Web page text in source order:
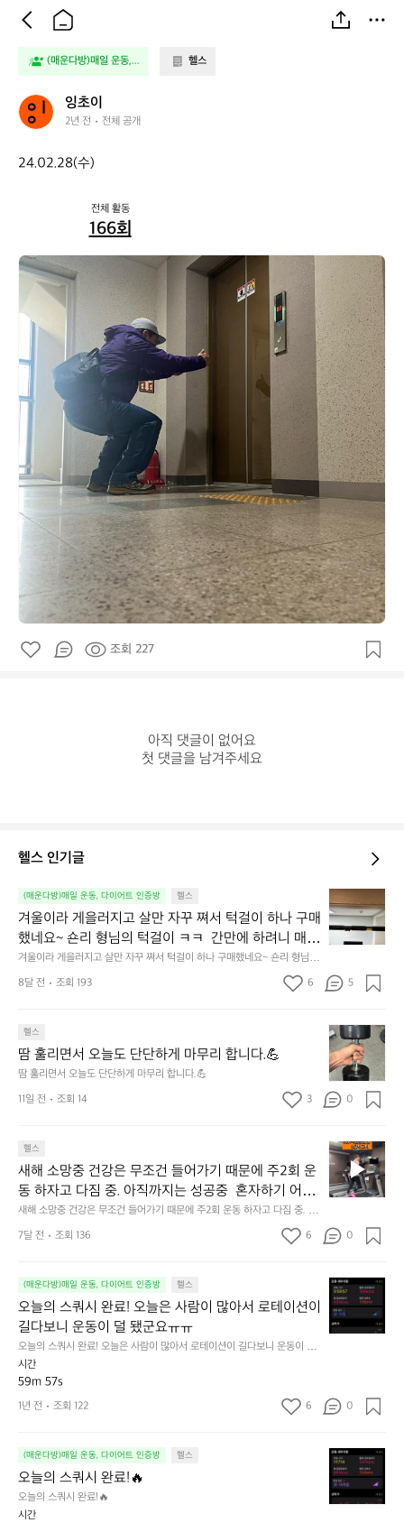
(매운다방)매일 운동,... 헬스
잉
초
잉초이
2년 전 전체 공개
24.02.28(수)
전체 활동
166회
잉
이
조회 227
아직 댓글이 없어요
첫 댓글을 남겨주세요
헬스 인기글
(매운다방)매일 운동, 다이어트 인증방 헬스
겨울이라 게을러지고 살만 자꾸 쪄서 턱걸이 하나 구매
했네요~ 숀리 형님의 턱걸이 ㅋㅋ  간만에 하려니 매우
힘드네요😅 열심히 해서 20개까지 해보기~! 아자아
자!💪
겨울이라 게을러지고 살만 자꾸 쪄서 턱걸이 하나 구매했네요~ 숀리 형님의
턱걸이 ㅋㅋ  간만에 하려니 매우 힘드네요😅 열심히 해서 20개까지 해보
기~! 아자아자!💪
겨
울
이
라
을
고
살
만
자
꾸
서
턱
걸
이
나
구
했
네
요
~
님
의
걸
이
ㅋ
ㅋ
8달 전 조회 193 6 5
헬스
땀 훌리면서 오늘도 단단하게 마무리 합니다.💪
땀 훌리면서 오늘도 단단하게 마무리 합니다.💪
땀
훌
리
면
서
도
단
단
마
리
합
니
다.
11일 전 조회 14 3 0
헬스
새해 소망중 건강은 무조건 들어가기 때문에 주2회 운
동 하자고 다짐 중. 아직까지는 성공중  혼자하기 어려
운 친구들 같이 해보자🏃😆
새해 소망중 건강은 무조건 들어가기 때문에 주2회 운동 하자고 다짐 중. 아
새
해
소
망
건
무
조
건
들
때
주
2
회
운
7달 전 조회 136 6 0
(매운다방)매일 운동, 다이어트 인증방 헬스
오늘의 스쿼시 완료! 오늘은 사람이 많아서 로테이션이
길다보니 운동이 덜 됐군요ㅠㅠ
오늘의 스쿼시 완료! 오늘은 사람이 많아서 로테이션이 길다보니 운동이 덜
됐군요ㅠㅠ
오
늘
의
스
료!
은
사
람
이
시간
59m 57s
1년 전 조회 122 6 0
(매운다방)매일 운동, 다이어트 인증방 헬스
오늘의 스쿼시 완료!🔥
오늘의 스쿼시 완료!🔥
오
늘
의
스
시간